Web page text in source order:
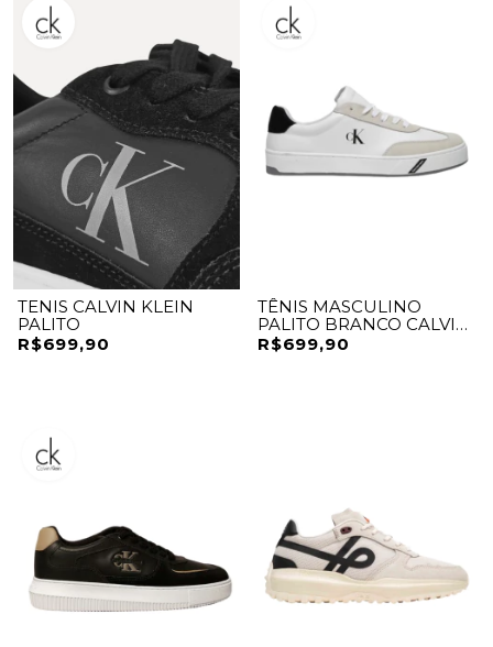
TENIS CALVIN KLEIN
PALITO
R$699,90
TÊNIS MASCULINO
PALITO BRANCO CALVIN
KLEIN JEANS
R$699,90